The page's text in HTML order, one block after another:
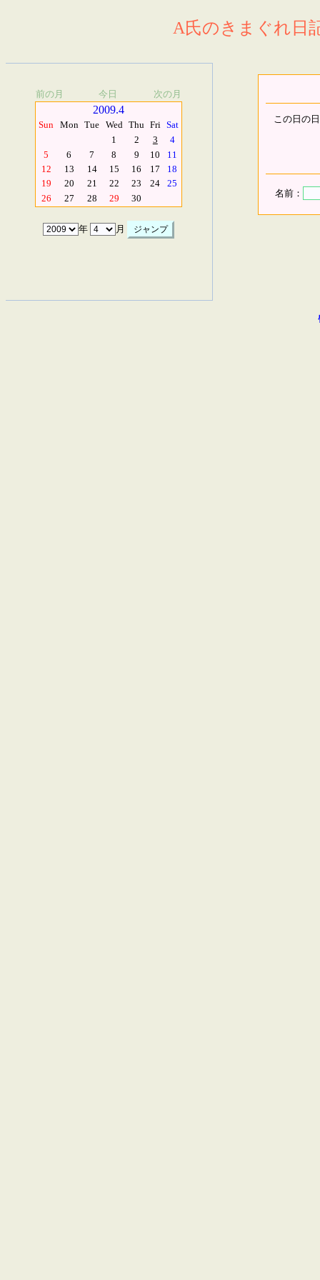
A氏のきまぐれ日
前の月 今日 次の月
2009.4
Sun Mon Tue Wed Thu Fri Sat
1
2 3
4
5
6 7 8 9 10
11
12
13 14 15 16 17
18
19
20 21 22 23 24
25
26
27 28 29 30
年 月
この日の
名前：